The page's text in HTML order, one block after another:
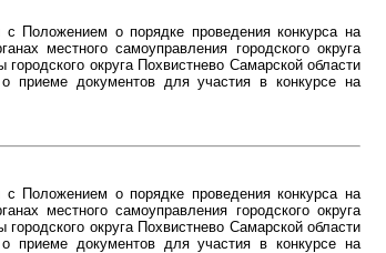
с Положением о порядке проведения конкурса на
местного самоуправления городского округа
округа Похвистнево Самарской области
приеме документов для участия в конкурсе на
с Положением о порядке проведения конкурса на
местного самоуправления городского округа
округа Похвистнево Самарской области
приеме документов для участия в конкурсе на